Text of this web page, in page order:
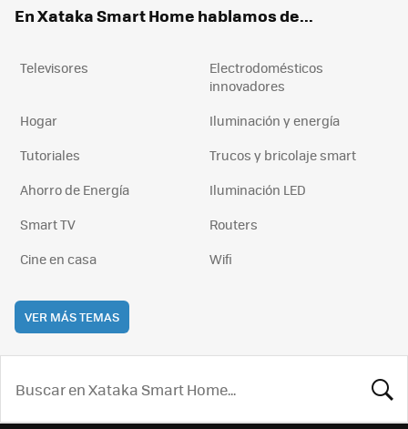
En Xataka Smart Home hablamos de...
Televisores
Electrodomésticos
innovadores
Hogar
Iluminación y energía
Tutoriales
Trucos y bricolaje smart
Ahorro de Energía
Iluminación LED
Smart TV
Routers
Cine en casa
Wifi
VER MÁS TEMAS